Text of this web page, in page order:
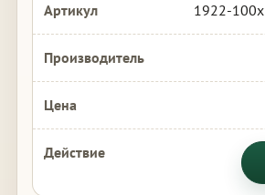
1922-